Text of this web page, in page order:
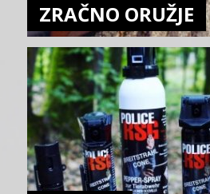
ZRAČNO ORUŽJE